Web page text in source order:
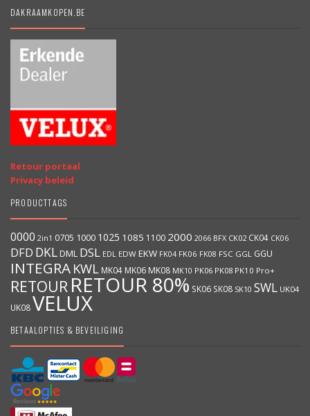
DAKRAAMKOPEN.BE
Retour portaal
Privacy beleid
PRODUCTTAGS
0000 2in1 0705 1000 1025 1085 1100 2000 2066 BFX CK02 CK04 CK06
DFD DKL DML DSL EDL EDW EKW FK04 FK06 FK08 FSC GGL GGU
INTEGRA KWL MK04 MK06 MK08 MK10 PK06 PK08 PK10 Pro+
RETOUR RETOUR 80% SK06 SK08 SK10 SWL UK04
UK08VELUX
BETAALOPTIES & BEVEILIGING